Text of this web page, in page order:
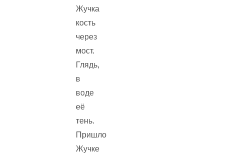
Жучка
кость
через
мост.
Глядь,
в
воде
её
тень.
Пришло
Жучке